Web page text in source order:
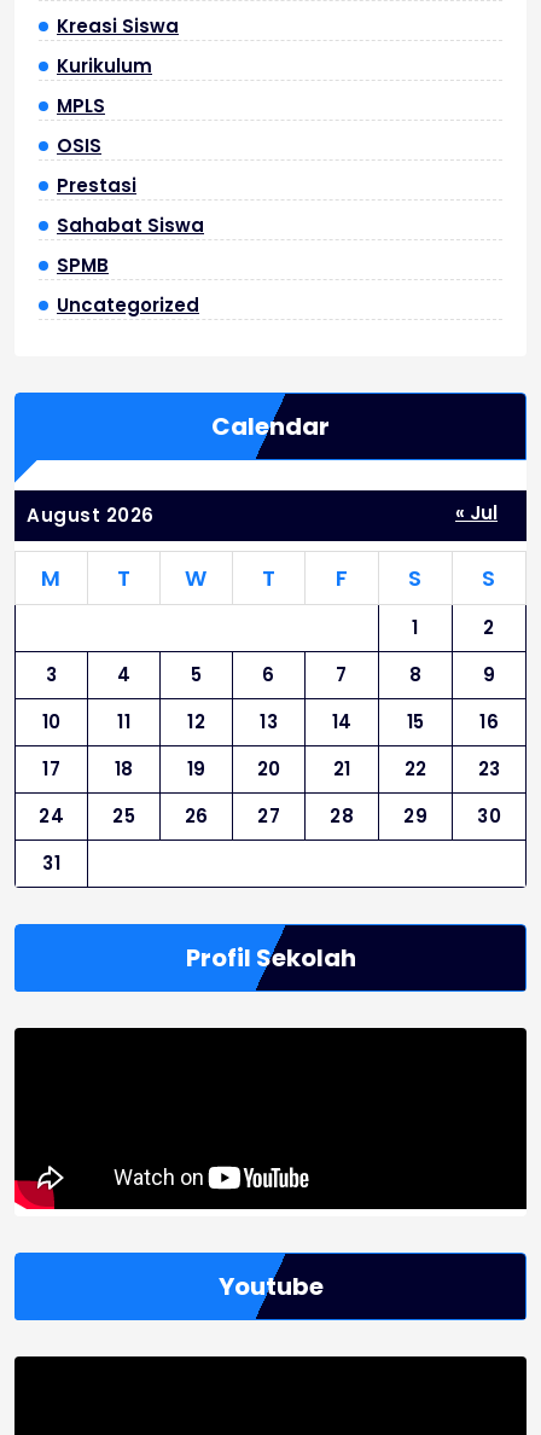
Kreasi Siswa
Kurikulum
MPLS
OSIS
Prestasi
Sahabat Siswa
SPMB
Uncategorized
Calendar
August 2026
M T W T F S S
1
2
3
4 5 6 7 8
9
10
11 12 13 14 15
16
17
18 19 20 21 22
23
24
25 26 27 28 29
30
31
« Jul
Profil Sekolah
Youtube